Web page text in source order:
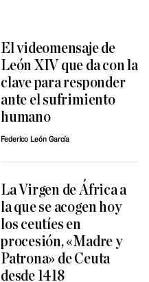
El videomensaje de
León XIV que da con la
clave para responder
ante el sufrimiento
humano
Federico León García
La Virgen de África a
la que se acogen hoy
los ceutíes en
procesión, «Madre y
Patrona» de Ceuta
desde 1418